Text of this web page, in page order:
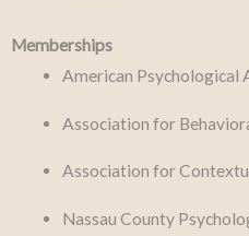
Memberships
American Psychological
Association for
Association for
Nassau County